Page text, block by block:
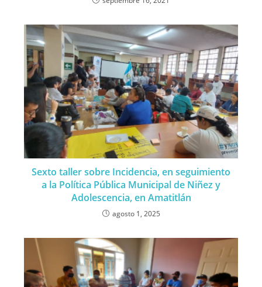
Sexto taller sobre Incidencia, en seguimiento
a la Política Pública Municipal de Niñez y
Adolescencia, en Amatitlán
agosto 1, 2025